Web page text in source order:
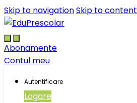
Skip to navigationSkip to content
Abonamente
Contul meu
Autentificare
Logare